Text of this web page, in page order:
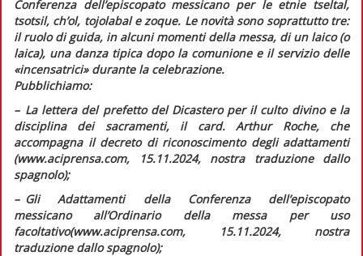
Conferenza dell’episcopato messicano per le etnie tseltal,
tsotsil, ch’ol, tojolabalezoque. Le novità sono soprattutto tre:
il ruolo di guida, in alcuni momenti della messa, di un laico (o
laica), una danza tipica dopo la comunione e il servizio delle
«incensatrici» durante la celebrazione.
Pubblichiamo:
–La lettera del prefetto del Dicastero per il culto divino e la
disciplina dei sacramenti, il card. Arthur Roche, che
accompagna il decreto di riconoscimento degli adattamenti
(www.aciprensa.com, 15.11.2024, nostra traduzione dallo
spagnolo);
–GliAdattamenti della Conferenza dell’episcopato
messicano all’Ordinario della messa per uso
facoltativo(www.aciprensa.com, 15.11.2024, nostra
traduzione dallo spagnolo);